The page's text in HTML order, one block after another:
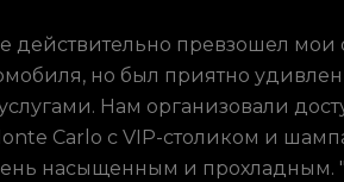
действительно превзошел
но был приятно
Нам организовали
Carlo с VIP-столиком и
насыщенным и прохладным.